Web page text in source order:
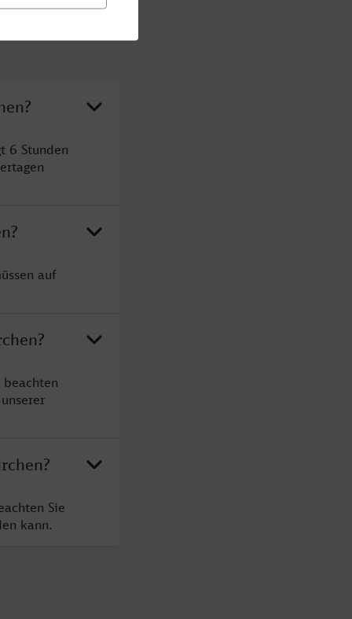
6 Stunden
auf
Sie
kann.